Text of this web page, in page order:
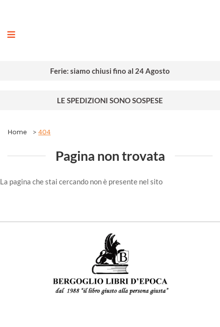
Ferie: siamo chiusi fino al 24 Agosto
LE SPEDIZIONI SONO SOSPESE
Home 404
Pagina non trovata
La pagina che stai cercando non è presente nel sito